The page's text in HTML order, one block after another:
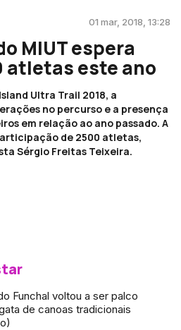
01 mar, 2018, 13:28
MIUT espera
atletas este ano
Ultra Trail 2018, a
no percurso e a presença
em relação ao ano passado. A
de 2500 atletas,
Sérgio Freitas Teixeira.
Funchal voltou a ser palco
de canoas tradicionais